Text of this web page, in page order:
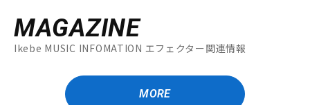
MAGAZINE
Ikebe MUSIC INFOMATION エフェクター関連情報
MORE